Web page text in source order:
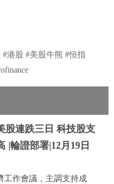
港股 #美股牛熊 #恒指
股連跌三日 科技股支
|輪證部署|12月19日
工作會議，主調支持成